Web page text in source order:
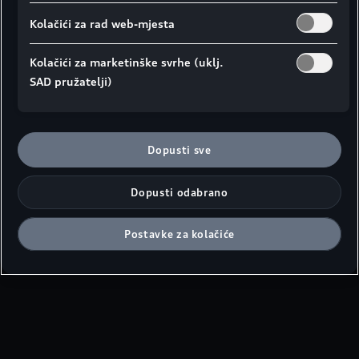
pronaći na dnu web stranice ili u Smjernicama za kolačiće.
Napomena o prijenosu podataka u skladu s člankom 49.
stavkom 1. točkom (a) GDPR-a: Google Analytics se, između
ostalog, koristi kao marketinški kolačić i analitički kolačić. Ne
može se isključiti da će Google Ireland, kao naš ugovorni
u marketinške svrhe ili kolačića izvedbe i za pružatelje usluga
iz SAD-a, tada također pristajete na prijenos osobnih
podataka sadržanih u odgovarajućim kolačićima u skladu s
člankom 49. stavkom 1. točkom (a) GDPR-a. Pojedinosti o
kolačićima koji su postavljeni za potrebe Google Analyticsa
mogu se pronaći u Smjernicama za kolačiće na dnu web
stranice.
Kolačići za rad web-mjesta
Kolačići za marketinške svrhe (uklj.
SAD pružatelji)
Dopusti sve
Dopusti odabrano
Postavke za kolačiće